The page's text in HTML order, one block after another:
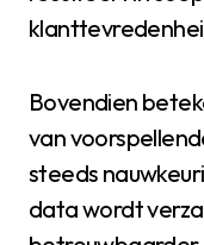
Bovendien
van
steeds
data wordt